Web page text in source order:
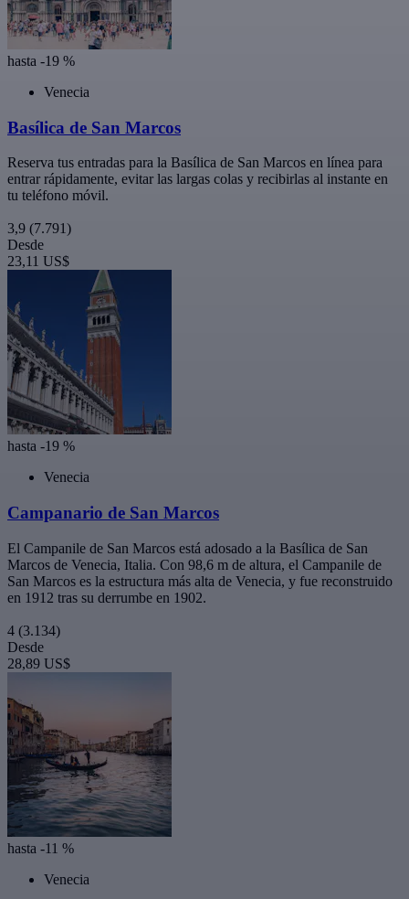
hasta -19 %
Venecia
Basílica de San Marcos
Reserva tus entradas para la Basílica de San Marcos en línea para
entrar rápidamente, evitar las largas colas y recibirlas al instante en
tu teléfono móvil.
3,9 (7.791)
Desde
23,11 US$
hasta -19 %
Venecia
Campanario de San Marcos
El Campanile de San Marcos está adosado a la Basílica de San
Marcos de Venecia, Italia. Con 98,6 m de altura, el Campanile de
San Marcos es la estructura más alta de Venecia, y fue reconstruido
en 1912 tras su derrumbe en 1902.
4 (3.134)
Desde
28,89 US$
hasta -11 %
Venecia